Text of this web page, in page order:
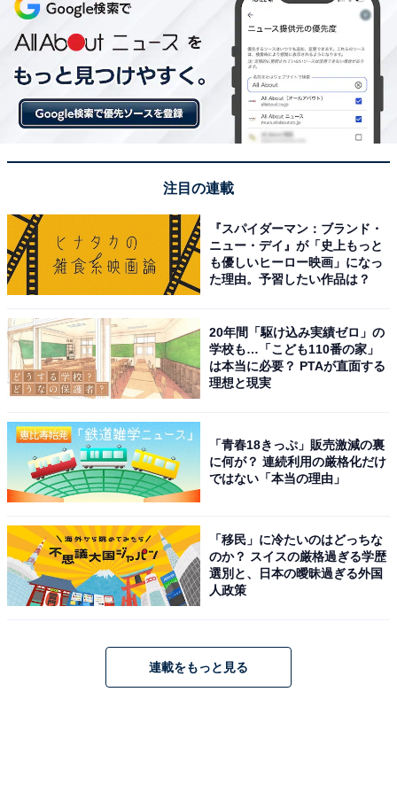
注目の連載
『スパイダーマン：ブランド・
ニュー・デイ』が「史上もっと
も優しいヒーロー映画」になっ
た理由。予習したい作品は？
20年間「駆け込み実績ゼロ」の
学校も…「こども110番の家」
は本当に必要？ PTAが直面する
理想と現実
「青春18きっぷ」販売激減の裏
に何が？ 連続利用の厳格化だけ
ではない「本当の理由」
「移民」に冷たいのはどっちな
のか？ スイスの厳格過ぎる学歴
選別と、日本の曖昧過ぎる外国
人政策
連載をもっと見る